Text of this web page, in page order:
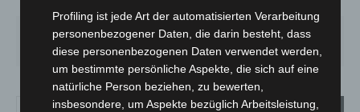
SO.
33°
MO.
27°
DI.
23°
MI.
27°
DO.
30°
Profiling ist jede Art der automatisierten Verarbeitung
personenbezogener Daten, die darin besteht, dass
diese personenbezogenen Daten verwendet werden,
um bestimmte persönliche Aspekte, die sich auf eine
natürliche Person beziehen, zu bewerten,
insbesondere, um Aspekte bezüglich Arbeitsleistung,